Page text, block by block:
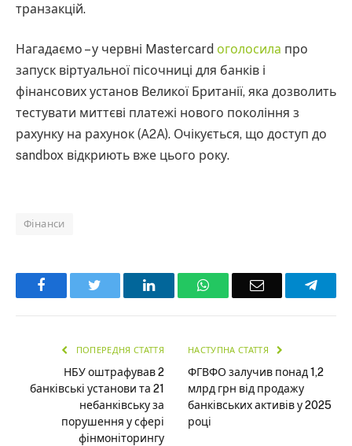
транзакцій.
Нагадаємо – у червні Mastercard оголосила про
запуск віртуальної пісочниці для банків і
фінансових установ Великої Британії, яка дозволить
тестувати миттєві платежі нового покоління з
рахунку на рахунок (A2A). Очікується, що доступ до
sandbox відкриють вже цього року.
Фінанси
Facebook LinkedInWhatsAppEmail
ПОПЕРЕДНЯ СТАТТЯ
НБУ оштрафував 2
банківські установи та 21
небанківську за
порушення у сфері
фінмоніторингу
НАСТУПНА СТАТТЯ
ФГВФО залучив понад 1,2
млрд грн від продажу
банківських активів у 2025
році